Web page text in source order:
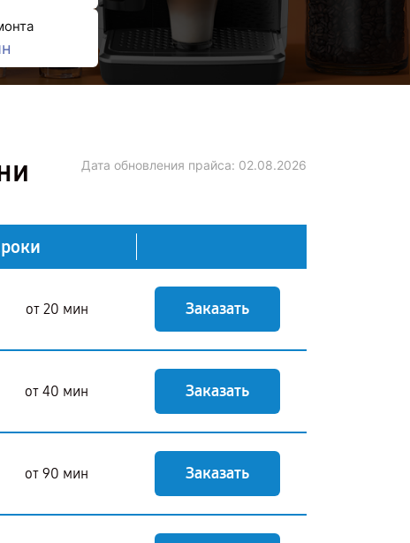
Дата обновления прайса: 02.08.2026
от 20 мин Заказать
от 40 мин Заказать
от 90 мин Заказать